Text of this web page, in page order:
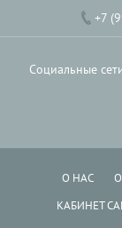
+7
Социальные
О НАС
КАБИНЕТ